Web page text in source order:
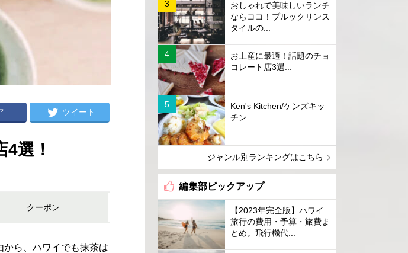
ツイート
選！
クーポン
ら、ハワイでも抹茶は
おしゃれで美味しいランチ
ならココ！ブルックリンス
タイルの...
お土産に最適！話題のチョ
コレート店3選...
Ken's Kitchen/ケンズキッ
チン...
ジャンル別ランキングはこちら
編集部ピックアップ
【2023年完全版】ハワイ
旅行の費用・予算・旅費ま
とめ。飛行機代...